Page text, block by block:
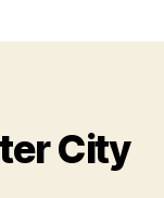
City